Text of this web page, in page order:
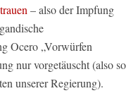
– also der Impfung
Ocero „Vorwürfen
nur vorgetäuscht (also so
unserer Regierung).